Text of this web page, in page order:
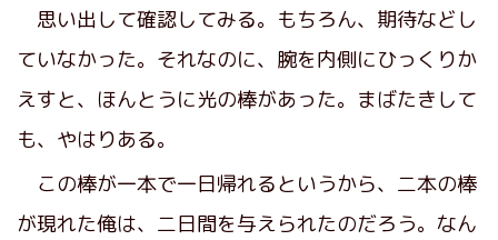
思い出して確認してみる。もちろん、期待などし
ていなかった。それなのに、腕を内側にひっくりか
えすと、ほんとうに光の棒があった。まばたきして
も、やはりある。
この棒が一本で一日帰れるというから、二本の棒
が現れた俺は、二日間を与えられたのだろう。なん